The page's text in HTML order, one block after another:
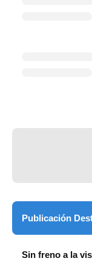
Publicación
Sin freno a la